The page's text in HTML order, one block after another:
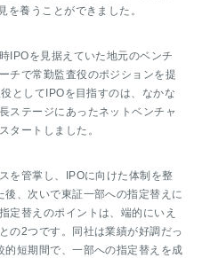
を養うことができました。
IPOを見据えていた地元のベンチ
チで常勤監査役のポジションを提
としてIPOを目指すのは、なかな
ステージにあったネットベンチャ
タートしました。
を管掌し、IPOに向けた体制を整
、次いで東証一部への指定替えに
定替えのポイントは、端的にいえ
の2つです。同社は業績が好調だっ
短期間で、一部への指定替えを成